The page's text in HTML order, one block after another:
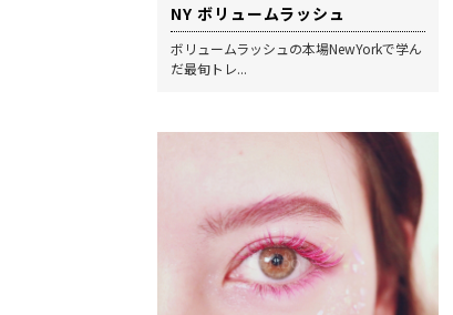
NY ボリュームラッシュ
ボリュームラッシュの本場NewYorkで学ん
だ最旬トレ...